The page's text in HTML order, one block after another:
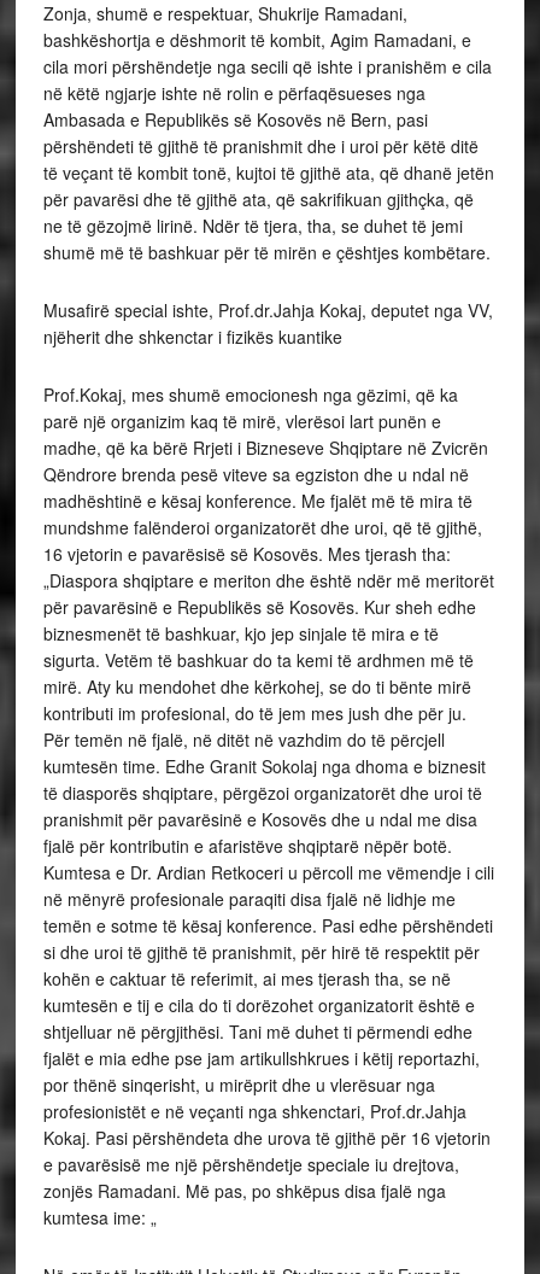
Zonja, shumë e respektuar, Shukrije Ramadani,
bashkëshortja e dëshmorit të kombit, Agim Ramadani, e
cila mori përshëndetje nga secili që ishte i pranishëm e cila
në këtë ngjarje ishte në rolin e përfaqësueses nga
Ambasada e Republikës së Kosovës në Bern, pasi
përshëndeti të gjithë të pranishmit dhe i uroi për këtë ditë
të veçant të kombit tonë, kujtoi të gjithë ata, që dhanë jetën
për pavarësi dhe të gjithë ata, që sakrifikuan gjithçka, që
ne të gëzojmë lirinë. Ndër të tjera, tha, se duhet të jemi
shumë më të bashkuar për të mirën e çështjes kombëtare.
Musafirë special ishte, Prof.dr.Jahja Kokaj, deputet nga VV,
njëherit dhe shkenctar i fizikës kuantike
Prof.Kokaj, mes shumë emocionesh nga gëzimi, që ka
parë një organizim kaq të mirë, vlerësoi lart punën e
madhe, që ka bërë Rrjeti i Bizneseve Shqiptare në Zvicrën
Qëndrore brenda pesë viteve sa egziston dhe u ndal në
madhështinë e kësaj konference. Me fjalët më të mira të
mundshme falënderoi organizatorët dhe uroi, që të gjithë,
16 vjetorin e pavarësisë së Kosovës. Mes tjerash tha:
„Diaspora shqiptare e meriton dhe është ndër më meritorët
për pavarësinë e Republikës së Kosovës. Kur sheh edhe
biznesmenët të bashkuar, kjo jep sinjale të mira e të
sigurta. Vetëm të bashkuar do ta kemi të ardhmen më të
mirë. Aty ku mendohet dhe kërkohej, se do ti bënte mirë
kontributi im profesional, do të jem mes jush dhe për ju.
Për temën në fjalë, në ditët në vazhdim do të përcjell
kumtesën time. Edhe Granit Sokolaj nga dhoma e biznesit
të diasporës shqiptare, përgëzoi organizatorët dhe uroi të
pranishmit për pavarësinë e Kosovës dhe u ndal me disa
fjalë për kontributin e afaristëve shqiptarë nëpër botë.
Kumtesa e Dr. Ardian Retkoceri u përcoll me vëmendje i cili
në mënyrë profesionale paraqiti disa fjalë në lidhje me
temën e sotme të kësaj konference. Pasi edhe përshëndeti
si dhe uroi të gjithë të pranishmit, për hirë të respektit për
kohën e caktuar të referimit, ai mes tjerash tha, se në
kumtesën e tij e cila do ti dorëzohet organizatorit është e
shtjelluar në përgjithësi. Tani më duhet ti përmendi edhe
fjalët e mia edhe pse jam artikullshkrues i këtij reportazhi,
por thënë sinqerisht, u mirëprit dhe u vlerësuar nga
profesionistët e në veçanti nga shkenctari, Prof.dr.Jahja
Kokaj. Pasi përshëndeta dhe urova të gjithë për 16 vjetorin
e pavarësisë me një përshëndetje speciale iu drejtova,
zonjës Ramadani. Më pas, po shkëpus disa fjalë nga
kumtesa ime: „